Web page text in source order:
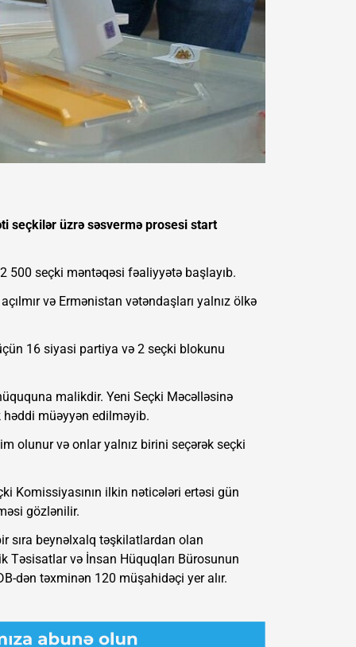
seçkilər üzrə səsvermə prosesi start
500 seçki məntəqəsi fəaliyyətə başlayıb.
və Ermənistan vətəndaşları yalnız ölkə
16 siyasi partiya və 2 seçki blokunu
malikdir. Yeni Seçki Məcəlləsinə
müəyyən edilməyib.
olunur və onlar yalnız birini seçərək seçki
Komissiyasının ilkin nəticələri ertəsi gün
gözlənilir.
sıra beynəlxalq təşkilatlardan olan
Təsisatlar və İnsan Hüquqları Bürosunun
dən təxminən 120 müşahidəçi yer alır.